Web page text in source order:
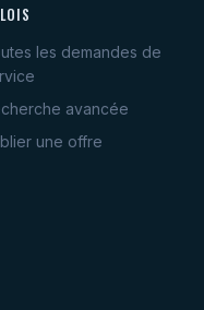
les demandes de
avancée
une offre